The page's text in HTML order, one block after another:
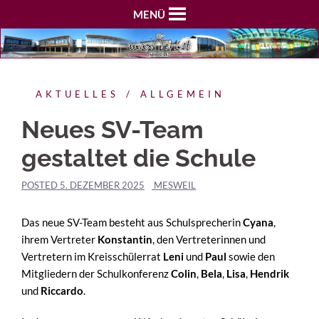
MENÜ
AKTUELLES ALLGEMEIN
Neues SV-Team
gestaltet die Schule
POSTED 5. DEZEMBER 2025 MESWEIL
Das neue SV-Team besteht aus SchulsprecherinCyana,
ihrem Vertreter Konstantin, den Vertreterinnen und
Vertretern im Kreisschülerrat Leni und Paul sowie den
Mitgliedern der SchulkonferenzColin, Bela, Lisa, Hendrik
und Riccardo.